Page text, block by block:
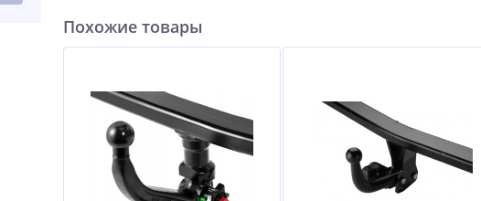
Похожие товары